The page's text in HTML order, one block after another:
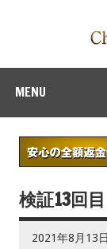
MENU
検証13回目
2021年8月13日